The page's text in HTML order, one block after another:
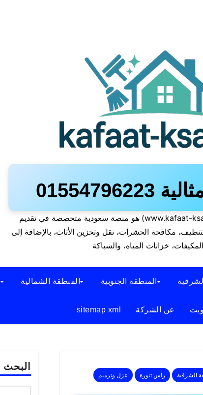
موقع "كفاءات المثالية" (www.kafaat-ksa.vip) هو منصة سعودية متخصصة في تقديم
مكافحة الحشرات، نقل وتخزين الأثاث، بالإضافة إلى
خزانات المياه، والسباكة
المنطقة الجنوبية المنطقة الشمالية
عن الشركة sitemap xml
الشرقية راس تنورة عزل وترميم
البحث